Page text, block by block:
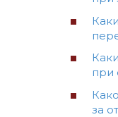
при
за